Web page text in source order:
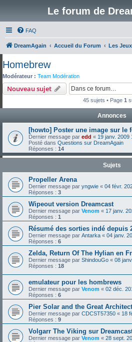
Le forum de
FAQ
DreamAgain Accueil du Forum Les Jeux
Homebrew
Modérateur : Team Modération
Nouveau sujet
45 sujets • Page 1
Annonces
[howto] Poster une image sur le
Dernier message par edd « 19 janv. 2009
Posté dans Questions sur DreamAgain
Réponses : 14
Sujets
Propeller Arena
Dernier message par yngwie « 04 févr.
Réponses : 3
Wipeout version Dreamcast
Dernier message par Venom « 17 janv.
Réponses : 1
Résumé des sorties indé depuis
Dernier message par Antarka « 04 janv.
Réponses : 6
Zelda, Return Of The Hylian en
Dernier message par ShindouGo « 08
Réponses : 18
emulateur pour les hombrews
Dernier message par Venom « 02 déc.
Réponses : 6
Pier Solar and the Great
Dernier message par CDCST57350 « 18
Réponses : 9
Volgarr The Viking sur
Dernier message par Venom « 28 sept.